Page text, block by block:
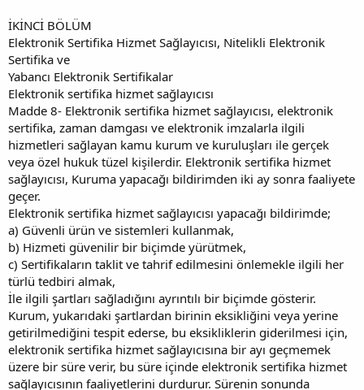
İKİNCİ BÖLÜM
Elektronik Sertifika Hizmet Sağlayıcısı, Nitelikli Elektronik
Sertifika ve
Yabancı Elektronik Sertifikalar
Elektronik sertifika hizmet sağlayıcısı
Madde 8- Elektronik sertifika hizmet sağlayıcısı, elektronik
sertifika, zaman damgası ve elektronik imzalarla ilgili
hizmetleri sağlayan kamu kurum ve kuruluşları ile gerçek
veya özel hukuk tüzel kişilerdir. Elektronik sertifika hizmet
sağlayıcısı, Kuruma yapacağı bildirimden iki ay sonra faaliyete
geçer.
Elektronik sertifika hizmet sağlayıcısı yapacağı bildirimde;
a) Güvenli ürün ve sistemleri kullanmak,
b) Hizmeti güvenilir bir biçimde yürütmek,
c) Sertifikaların taklit ve tahrif edilmesini önlemekle ilgili her
türlü tedbiri almak,
İle ilgili şartları sağladığını ayrıntılı bir biçimde gösterir.
Kurum, yukarıdaki şartlardan birinin eksikliğini veya yerine
getirilmediğini tespit ederse, bu eksikliklerin giderilmesi için,
elektronik sertifika hizmet sağlayıcısına bir ayı geçmemek
üzere bir süre verir, bu süre içinde elektronik sertifika hizmet
sağlayıcısının faaliyetlerini durdurur. Sürenin sonunda